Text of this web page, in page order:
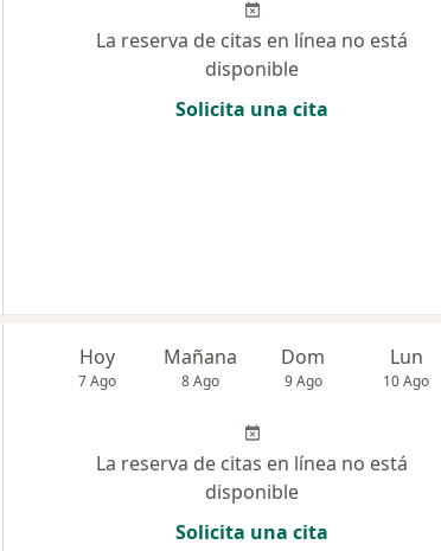
La reserva de citas en línea no está
disponible
Solicita una cita
Hoy
7 Ago
Mañana
8 Ago
Dom
9 Ago
Lun
10 Ago
La reserva de citas en línea no está
disponible
Solicita una cita